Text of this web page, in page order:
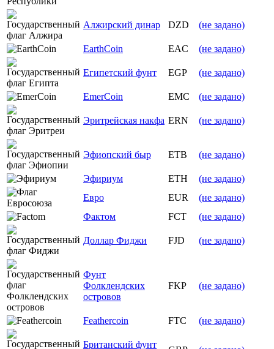
Алжирский динар DZD (не задано)
EarthCoin EAC (не задано)
Египетский фунт EGP (не задано)
EmerCoin EMC (не задано)
Эритрейская накфа ERN (не задано)
Эфиопский быр ETB (не задано)
Эфириум ETH
(не задано)
Евро
EUR
(не задано)
Фактом
FCT (не задано)
Доллар Фиджи FJD (не задано)
Фунт
Фолклендских
островов
FKP (не задано)
Feathercoin FTC (не задано)
Британский фунт